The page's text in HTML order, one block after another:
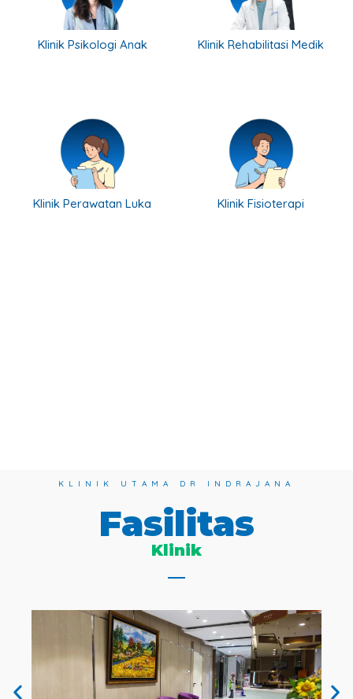
Klinik Psikologi Anak Klinik Rehabilitasi Medik
Klinik Perawatan Luka Klinik Fisioterapi
KLINIK UTAMA DR INDRAJANA
Fasilitas
Klinik